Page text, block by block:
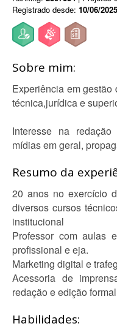
Registrado desde: 10/06/2025
Sobre mim:
Experiência em gestão
técnica,jurídica e
Interesse na
mídias em geral,
Resumo da
20 anos no exercício
diversos cursos
institucional
Professor com aulas
profissional e eja.
Marketing digital e
Acessoria de
redação e edição
Habilidades: